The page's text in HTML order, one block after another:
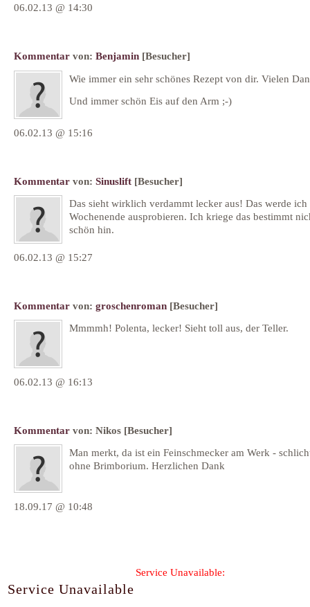
06.02.13 @ 14:30
Kommentar von: Benjamin [Besucher]
Wie immer ein sehr schönes Rezept von dir. Vielen
Und immer schön Eis auf den Arm ;-)
06.02.13 @ 15:16
Kommentar von: Sinuslift [Besucher]
Das sieht wirklich verdammt lecker aus! Das werde ich
Wochenende ausprobieren. Ich kriege das bestimmt
schön hin.
06.02.13 @ 15:27
Kommentar von: groschenroman [Besucher]
Mmmmh! Polenta, lecker! Sieht toll aus, der Teller.
06.02.13 @ 16:13
Kommentar von: Nikos [Besucher]
Man merkt, da ist ein Feinschmecker am Werk -
ohne Brimborium. Herzlichen Dank
18.09.17 @ 10:48
Formular wird geladen...